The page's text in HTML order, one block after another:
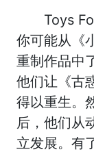
Toys
你可能从《
重制作品中
他们让《古
得以重生。
后，他们从
立发展。有